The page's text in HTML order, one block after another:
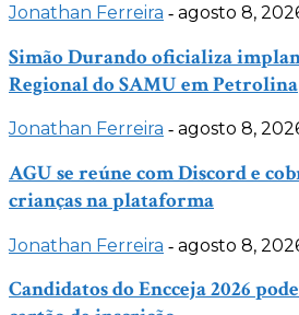
Jonathan Ferreira - agosto 8,
Simão Durando oficializa
Regional do SAMU em Petrolina
Jonathan Ferreira - agosto 8,
AGU se reúne com Discord e
crianças na plataforma
Jonathan Ferreira - agosto 8,
Candidatos do Encceja 2026